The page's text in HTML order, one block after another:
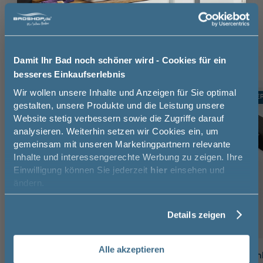
Damit Ihr Bad noch schöner wird - Cookies für ein
besseres Einkaufserlebnis
Wir wollen unsere Inhalte und Anzeigen für Sie optimal
gestalten, unsere Produkte und die Leistung unsere
Website stetig verbessern sowie die Zugriffe darauf
analysieren. Weiterhin setzen wir Cookies ein, um
gemeinsam mit unseren Marketingpartnern relevante
Inhalte und interessengerechte Werbung zu zeigen. Ihre
Einwilligung können Sie jederzeit hier einsehen und
ändern.
Details zeigen
Alle akzeptieren
Röhrensiphon (1)
TOPSELLER -25%
Trinity Röhrensiphon /
Pelipal
Jetzt 50 € sparen!
Melde Sie sich hier zu unserem
Newsletter an und sparen Sie
50€* auf Ihre Bestellung!